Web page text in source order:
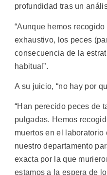
profundidad tras un
“Aunque hemos
exhaustivo, los peces
consecuencia de la
habitual”.
A su juicio, “no hay por
“Han perecido peces de
pulgadas. Hemos
muertos en el
nuestro departamento
exacta por la que
estamos a la espera de